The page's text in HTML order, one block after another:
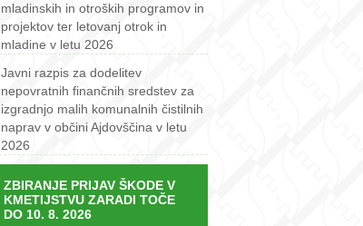
mladinskih in otroških programov in
projektov ter letovanj otrok in
mladine v letu 2026
Javni razpis za dodelitev
nepovratnih finančnih sredstev za
izgradnjo malih komunalnih čistilnih
naprav v občini Ajdovščina v letu
2026
ZBIRANJE PRIJAV ŠKODE V
KMETIJSTVU ZARADI TOČE
DO 10. 8. 2026